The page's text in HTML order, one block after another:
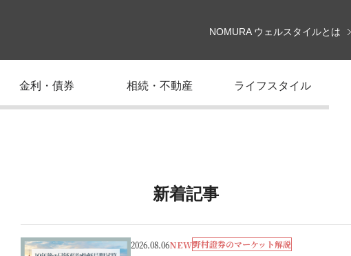
NOMURA ウェルスタイルとは
金利・債券 相続・不動産 ライフスタイル
新着記事
2026.08.06NEW野村證券のマーケット解説